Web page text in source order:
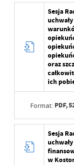
Data ostatniej
aktualizacji
Ostatnio
Wytworzył
Data
Opublikował
Data ostatniej
aktualizacji
Ostatnio
Sesja
oraz
ich
Format: PDF,
Wytworzył
Sesja
w